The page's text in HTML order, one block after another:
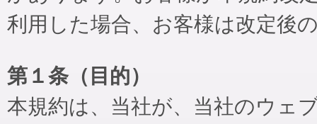
利用した場合、お客様は改定後
第１条（目的）
本規約は、当社が、当社のウェ